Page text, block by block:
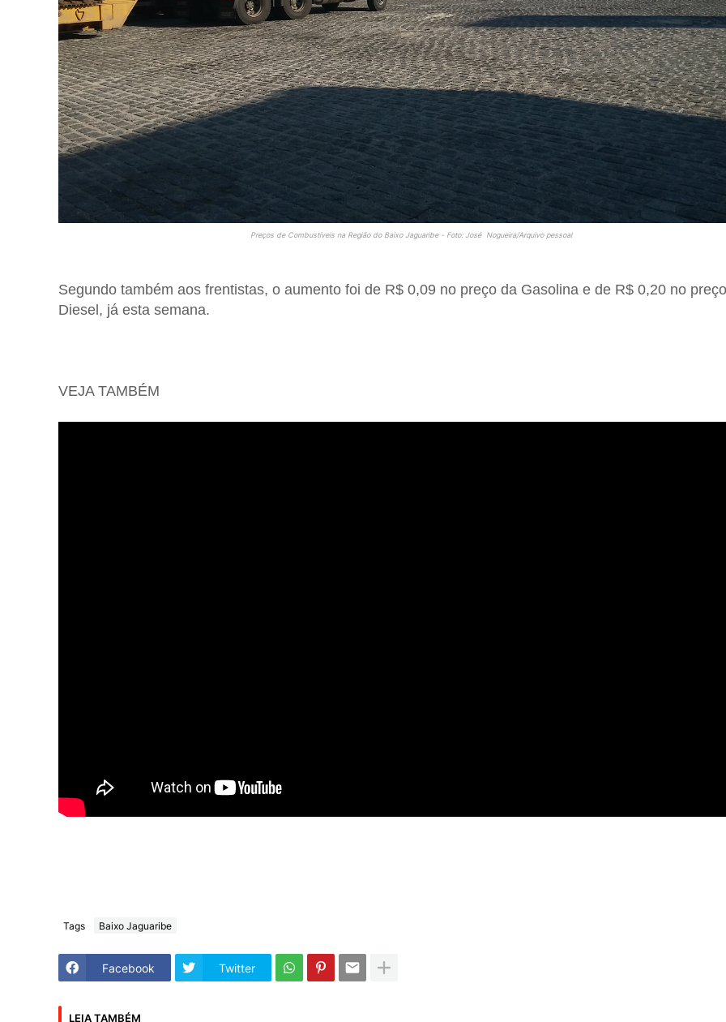
Preços de Combustíveis na Região do Baixo Jaguaribe - Foto: José Nogueira/Arquivo pessoal
Segundo também aos frentistas, o aumento foi de R$ 0,09 no preço da Gasolina e de R$ 0,20 no
Diesel, já esta semana.
VEJA TAMBÉM
Tags Baixo Jaguaribe
Facebook Twitter
LEIA TAMBÉM